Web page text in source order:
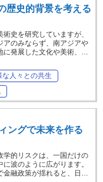
歴史的背景を考える
史を研究していますが、
アのみならず、南アジアや
に発展した文化や美術、…
な人々との共生
ングで未来を作る
学的リスクは、一国だけの
波のように広がります。
金融政策が揺れると、日…